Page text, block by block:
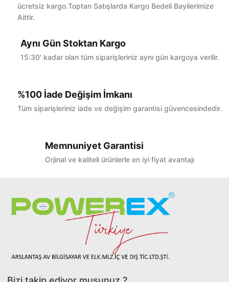
ücretsiz kargo.Toptan Satışlarda Kargo Bedeli Bayilerimize
Aittir.
Aynı Gün Stoktan Kargo
15:30' kadar olan tüm siparişleriniz aynı gün kargoya verilir.
%100 İade Değişim İmkanı
Tüm siparişleriniz iade ve değişim garantisi güvencesindedir.
Memnuniyet Garantisi
Orjinal ve kaliteli ürünlerle en iyi fiyat avantajı